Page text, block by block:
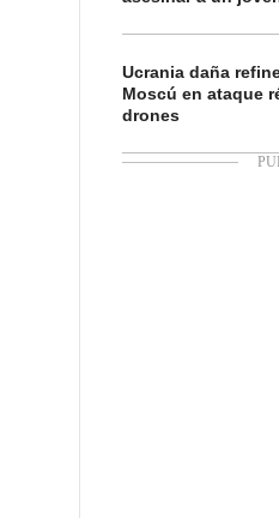
Ucrania daña
Moscú en ataque
drones